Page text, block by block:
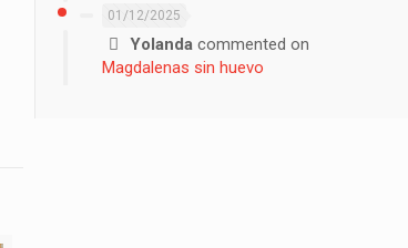
01/12/2025
Yolandacommented on
Magdalenas sin huevo